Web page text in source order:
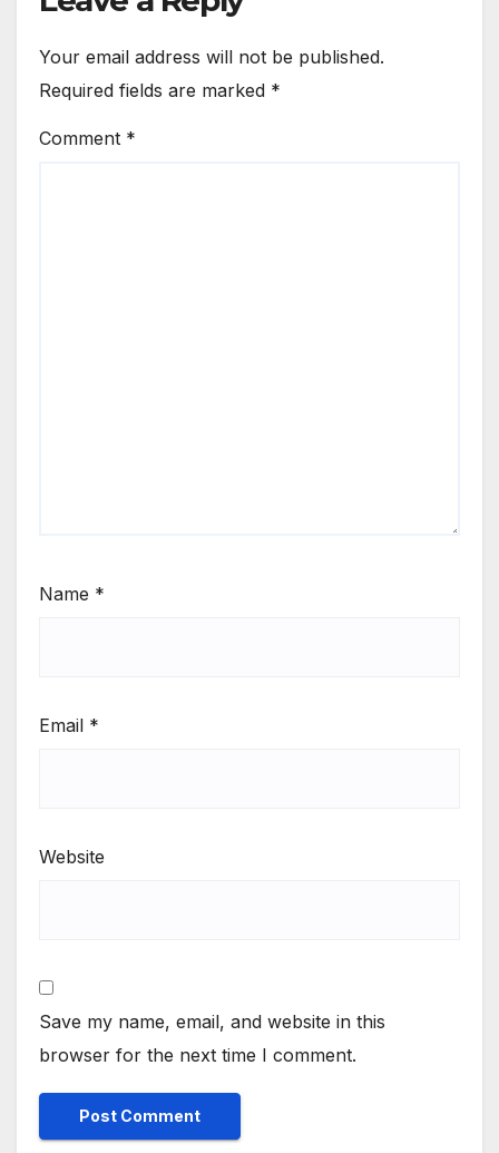
Your email address will not be published.
Required fields are marked *
Comment *
Name *
Email *
Website
Save my name, email, and website in this
browser for the next time I comment.